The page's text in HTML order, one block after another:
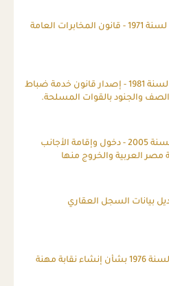
ِالقانون رقم 123 لسنة 1981 - إصدار قانون خدمة ضباط
والجنود بالقوات المسلحة.
القانون رقم 88 لسنة 2005 - دخول وإقامة الأجانب
مصر العربية والخروج منها
بيانات السجل العقاري
القانون رقم 115 لسنة 1976 بشأن إنشاء نقابة مهنة